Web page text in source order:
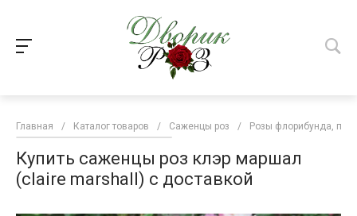
Главная / Каталог товаров / Саженцы роз / Розы флорибунда,
Купить саженцы роз клэр маршал
(claire marshall) с доставкой